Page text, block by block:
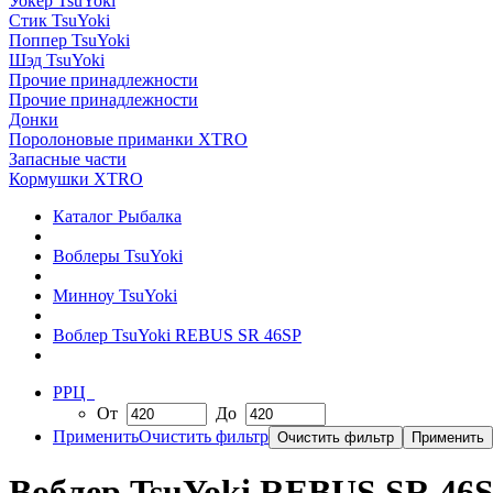
Стик TsuYoki
Поппер TsuYoki
Шэд TsuYoki
Прочие принадлежности
Прочие принадлежности
Донки
Поролоновые приманки XTRO
Запасные части
Кормушки XTRO
Каталог Рыбалка
Воблеры TsuYoki
Минноу TsuYoki
Воблер TsuYoki REBUS SR 46SP
РРЦ
От
До
ПрименитьОчистить фильтр